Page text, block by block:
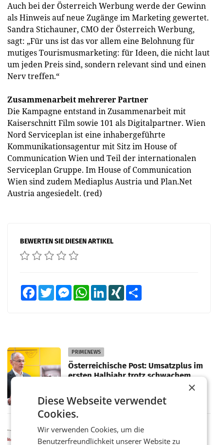
Auch bei der Österreich Werbung werde der Gewinn
als Hinweis auf neue Zugänge im Marketing gewertet.
Sandra Stichauner, CMO der Österreich Werbung,
sagt: „Für uns ist das vor allem eine Belohnung für
mutiges Tourismusmarketing: für Ideen, die nicht laut
um jeden Preis sind, sondern relevant sind und einen
Nerv treffen.“
Zusammenarbeit mehrerer Partner
Die Kampagne entstand in Zusammenarbeit mit
Kaiserschnitt Film sowie 101 als Digitalpartner. Wien
Nord Serviceplan ist eine inhabergeführte
Kommunikationsagentur mit Sitz im House of
Communication Wien und Teil der internationalen
Serviceplan Gruppe. Im House of Communication
Wien sind zudem Mediaplus Austria und Plan.Net
Austria angesiedelt. (red)
BEWERTEN SIE DIESEN ARTIKEL
FacebookTwitter MessengerWhatsAppLinkedInXING
PRIMENEWS
Österreichische Post: Umsatzplus im
ersten Halbjahr trotz schwachem
WIEN Die Österreichische Post AG hat im
ersten Halbjahr 2026 einen Konzernumsatz
von 1.544,0 Mio. EUR erwirtschaftet, was
einem Plus von 3,8 Prozent gegenüber dem
MARKETING & MEDIA
ProSiebenSat.1 spart und macht
×
Diese Webseite verwendet
Cookies.
Wir verwenden Cookies, um die
Benutzerfreundlichkeit unserer Website zu